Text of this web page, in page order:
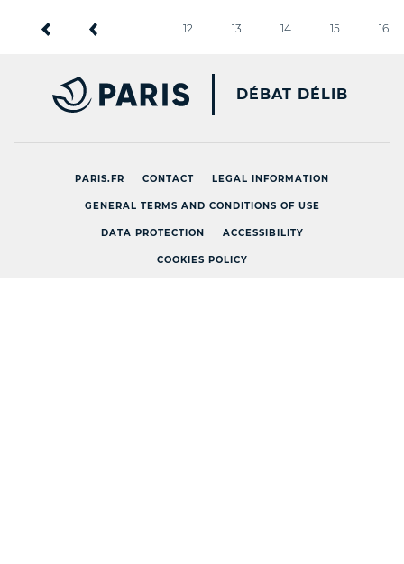
... 12 13 14 15 16
PARIS.FR [NEW
DÉBAT DÉLIB
PARIS.FR CONTACT LEGAL INFORMATION
GENERAL TERMS AND CONDITIONS OF USE
DATA PROTECTION ACCESSIBILITY
COOKIES POLICY